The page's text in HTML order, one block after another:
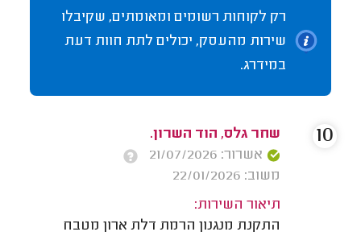
רק לקוחות רשומים ומאומתים, שקיבלו
שירות מהעסק, יכולים לתת חוות דעת
במידרג.
שחר גלס, הוד השרון.
אשרור: 21/07/2026
משוב: 22/01/2026
תיאור השירות:
התקנת מנגנון הרמת דלת ארון מטבח
10